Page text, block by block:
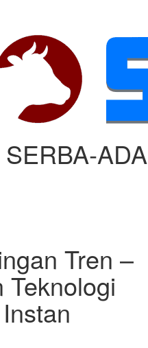
Tren –
Teknologi